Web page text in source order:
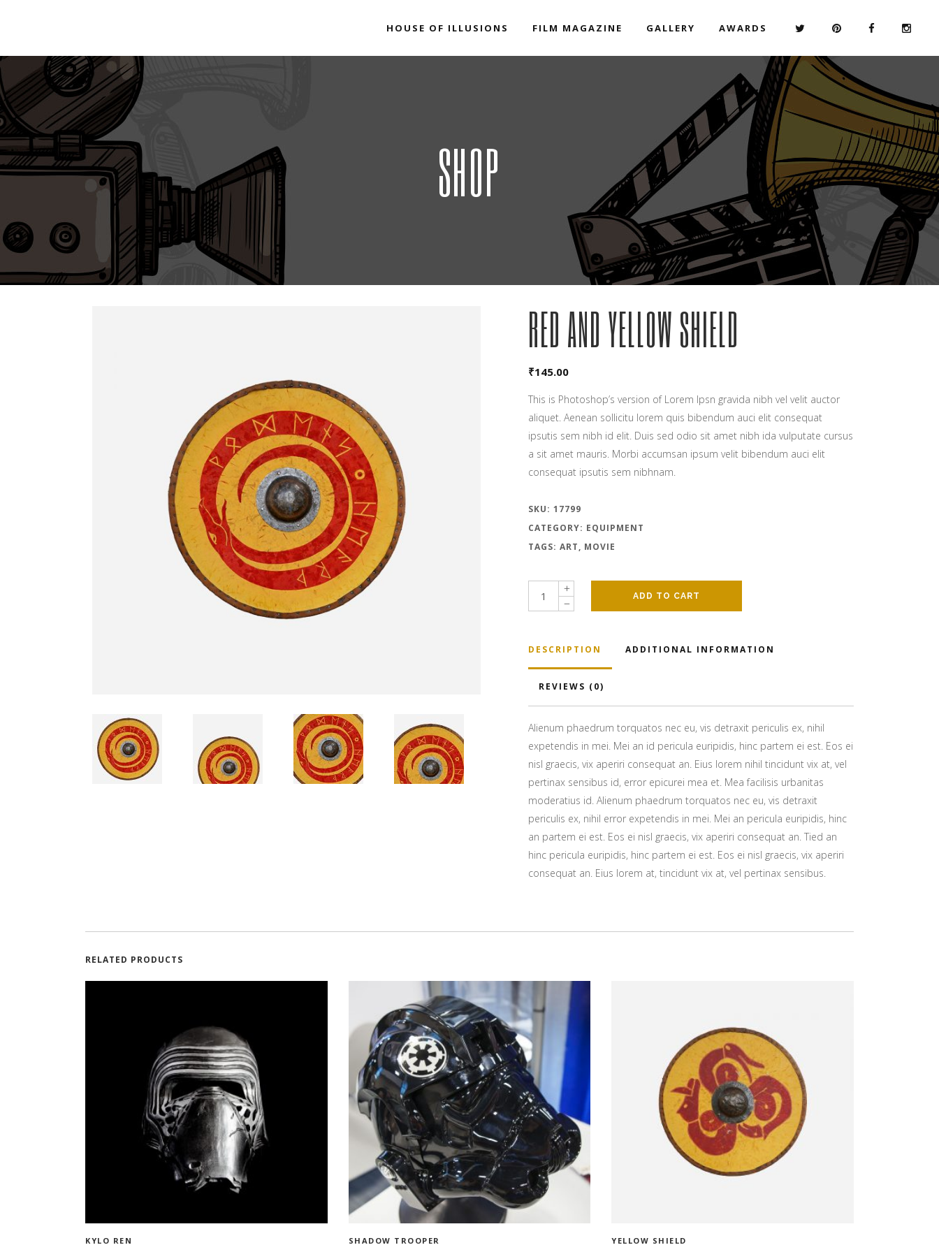
HOUSE OF ILLUSIONS FILM MAGAZINE GALLERY AWARDS
SHOP
RED AND YELLOW SHIELD
₹145.00
This is Photoshop’s version of Lorem Ipsn gravida nibh vel velit auctor
aliquet. Aenean sollicitu lorem quis bibendum auci elit consequat
ipsutis sem nibh id elit. Duis sed odio sit amet nibh ida vulputate cursus
a sit amet mauris. Morbi accumsan ipsum velit bibendum auci elit
consequat ipsutis sem nibhnam.
SKU: 17799
CATEGORY: EQUIPMENT
TAGS: ART, MOVIE
ADD TO CART
DESCRIPTION ADDITIONAL INFORMATION
REVIEWS (0)
Alienum phaedrum torquatos nec eu, vis detraxit periculis ex, nihil
expetendis in mei. Mei an id pericula euripidis, hinc partem ei est. Eos ei
nisl graecis, vix aperiri consequat an. Eius lorem nihil tincidunt vix at, vel
pertinax sensibus id, error epicurei mea et. Mea facilisis urbanitas
moderatius id. Alienum phaedrum torquatos nec eu, vis detraxit
periculis ex, nihil error expetendis in mei. Mei an pericula euripidis, hinc
an partem ei est. Eos ei nisl graecis, vix aperiri consequat an. Tied an
hinc pericula euripidis, hinc partem ei est. Eos ei nisl graecis, vix aperiri
consequat an. Eius lorem at, tincidunt vix at, vel pertinax sensibus.
RELATED PRODUCTS
ADD TO CART
KYLO REN
ADD TO CART
SHADOW TROOPER
ADD TO CART
YELLOW SHIELD